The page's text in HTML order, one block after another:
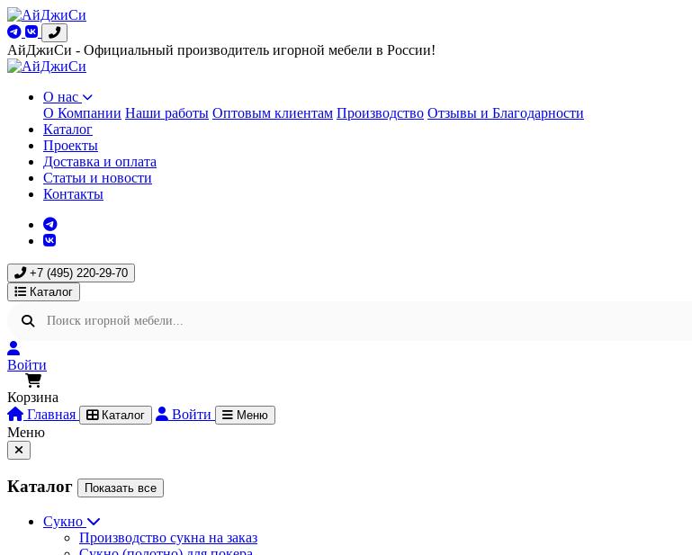
АйДжиСи - Официальный производитель игорной мебели в России!
О нас
О Компании Наши работы Оптовым клиентам Производство Отзывы и Благодарности
Каталог
Проекты
Доставка и оплата
Статьи и новости
Контакты
+7 (495) 220-29-70
Каталог
Войти
Корзина
Главная
Каталог Войти Меню
Меню
Каталог Показать все
Сукно
Производство сукна на заказ